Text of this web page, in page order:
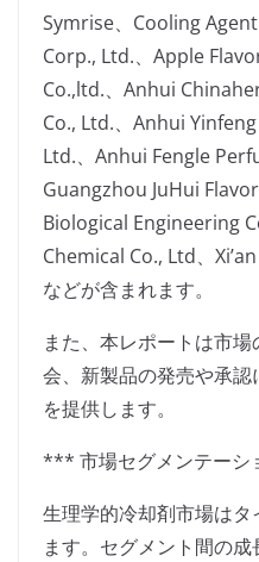
Symrise、Cooling
Corp., Ltd.、Apple
Co.,ltd.、Anhui
Co., Ltd.、Anhui
Ltd.、Anhui Fengle
Guangzhou JuHui
Biological Engineering
Chemical Co., Ltd、
などが含まれます。
また、本レポートは市
会、新製品の発売や承認
を提供します。
*** 市場セグメンテーシ
生理学的冷却剤市場は
ます。セグメント間の